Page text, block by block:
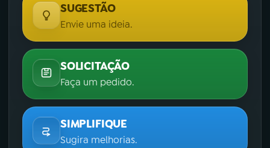
SUGESTÃO
Envie uma ideia.
SOLICITAÇÃO
Faça um pedido.
SIMPLIFIQUE
Sugira melhorias.